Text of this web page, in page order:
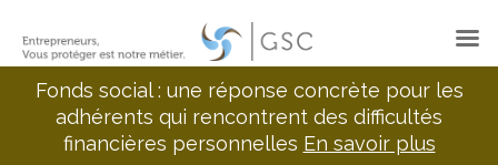
Fonds social : une réponse concrète pour les
adhérents qui rencontrent des difficultés
financières personnelles En savoir plus